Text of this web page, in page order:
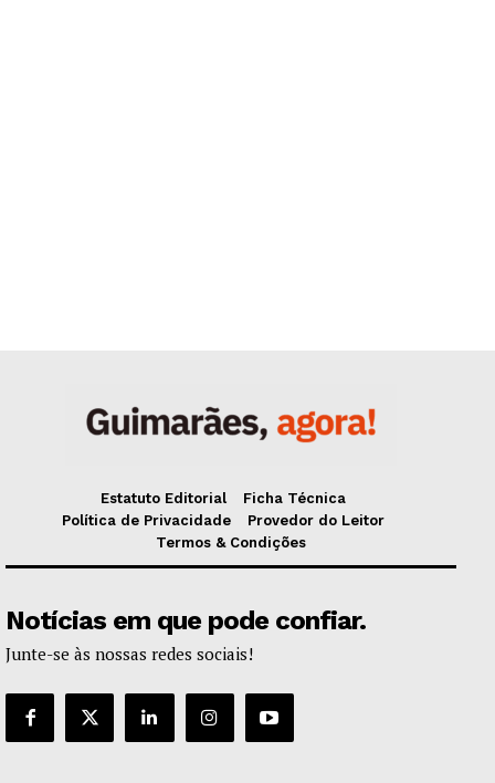
Estatuto Editorial
Ficha Técnica
Política de Privacidade
Provedor do Leitor
Termos & Condições
Notícias em que pode confiar.
Junte-se às nossas redes sociais!